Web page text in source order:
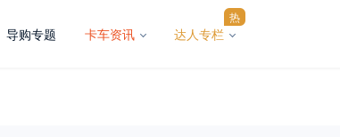
导购专题 卡车资讯 达人专栏
热